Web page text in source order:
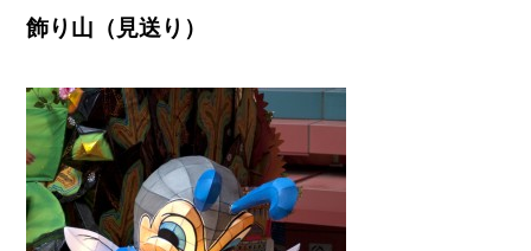
飾り山（見送り）